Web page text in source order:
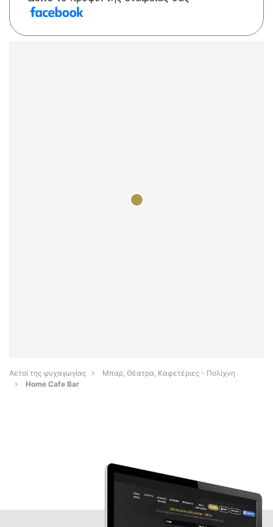
Αετοί της ψυχαγωγίας
Μπαρ, Θέατρα, Καφετέριες - Πολίχνη
Home Cafe Bar